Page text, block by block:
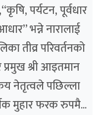
पर्यटन, पूर्वधार
भन्ने नारालाई
तीव्र परिवर्तनको
श्री आइतमान
नेतृत्वले पछिल्ला
मुहार फरक रुपमै...